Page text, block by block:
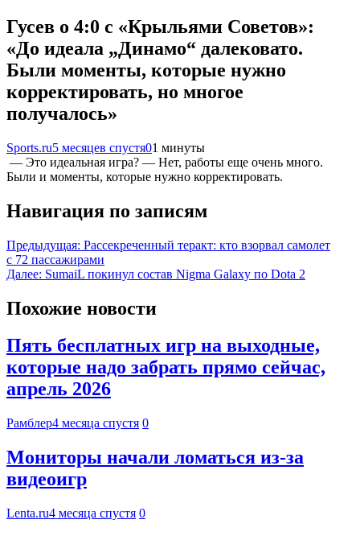
Гусев о 4:0 с «Крыльями Советов»:
«До идеала „Динамо“ далековато.
Были моменты, которые нужно
корректировать, но многое
получалось»
Sports.ru5 месяцев спустя01 минуты
— Это идеальная игра? — Нет, работы еще очень много.
Были и моменты, которые нужно корректировать.
Навигация по записям
Предыдущая: Рассекреченный теракт: кто взорвал самолет
с 72 пассажирами
Далее: SumaiL покинул состав Nigma Galaxy по Dota 2
Похожие новости
Пять бесплатных игр на выходные,
которые надо забрать прямо сейчас,
апрель 2026
Рамблер4 месяца спустя 0
Мониторы начали ломаться из-за
видеоигр
Lenta.ru4 месяца спустя 0